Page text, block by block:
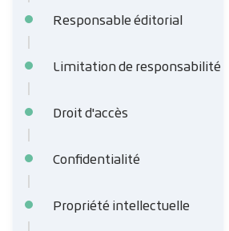
a
n
e
Responsable éditorial
Limitation de responsabilité
Droit d'accès
Confidentialité
Propriété intellectuelle